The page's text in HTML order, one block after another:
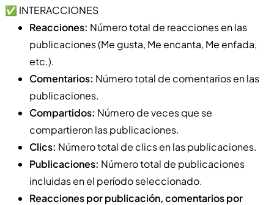
✅ INTERACCIONES
Reacciones: Número total de reacciones en las
publicaciones (Me gusta, Me encanta, Me enfada,
etc.).
Comentarios: Número total de comentarios en las
publicaciones.
Compartidos: Número de veces que se
compartieron las publicaciones.
Clics: Número total de clics en las publicaciones.
Publicaciones: Número total de publicaciones
incluidas en el período seleccionado.
Reacciones por publicación, comentarios por